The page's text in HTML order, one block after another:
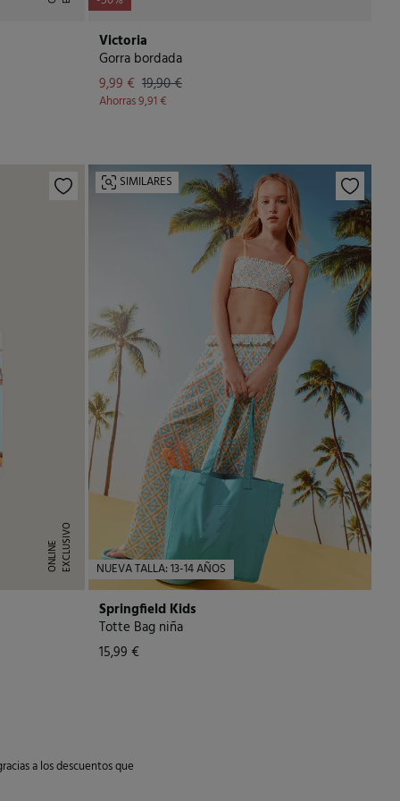
Victoria
Gorra bordada
9,99 € 19,90 €
Ahorras9,91 €
E
X
C
L
U
S I
V
O
O
N
L
I
N
E NUEVA TALLA: 13-14 AÑOS
SIMILARES
Springfield Kids
Totte Bag niña
15,99 €
a los descuentos que